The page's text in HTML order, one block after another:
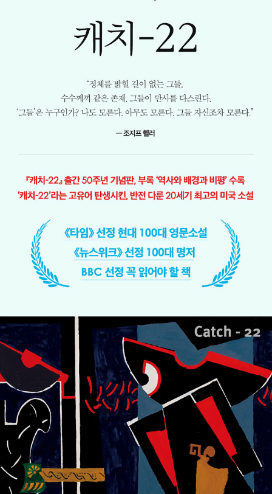
Is Rich)』로 1회 한국 번역 문학상(한국번역가협회 제정)을 수상했
다. 1999~2002년에는 이화여대 통번역 대학원에서 문학 번역을 가
르쳤다. 1977년에 장편 수필 『한 마리의 소시민』을 《수필문학》에 게
발표하면서 등단했으며, 『은마는 오지 않는다』, 『헐리우드 키드의 생
애』, 『미늘』 등 24권의 소설을 펴냈다. 1992년 『악부전(惡父傳)』
으로 김유정 문학상(동서문학사 제정)을 수상했으며, 외국어로 출간
된 소설은 미국에서 2권, 독일에서 2권, 덴마크와 일본에서 각각 1권
씩이다. 영어 공부나 영화에 관한 비소설 17권 그리고 산문집 4권을
지』를 출간했다. 2023년 7월 별세했다. 향년 82세.